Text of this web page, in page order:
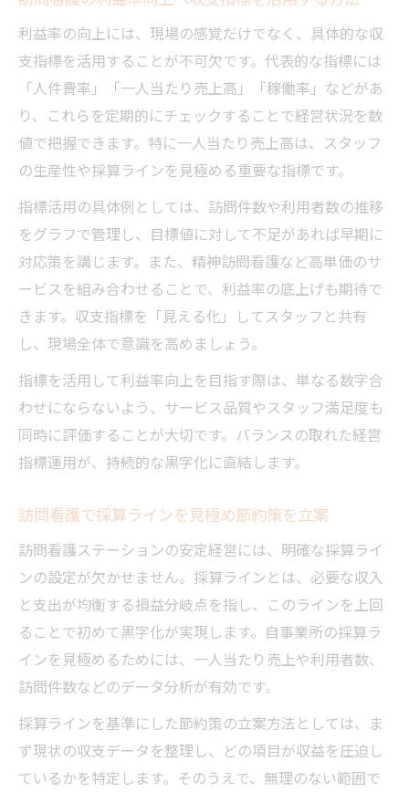
利益率の向上には、現場の感覚だけでなく、具体的な収
支指標を活用することが不可欠です。代表的な指標には
「人件費率」「一人当たり売上高」「稼働率」などがあ
り、これらを定期的にチェックすることで経営状況を数
値で把握できます。特に一人当たり売上高は、スタッフ
の生産性や採算ラインを見極める重要な指標です。
指標活用の具体例としては、訪問件数や利用者数の推移
をグラフで管理し、目標値に対して不足があれば早期に
対応策を講じます。また、精神訪問看護など高単価のサ
ービスを組み合わせることで、利益率の底上げも期待で
きます。収支指標を「見える化」してスタッフと共有
し、現場全体で意識を高めましょう。
指標を活用して利益率向上を目指す際は、単なる数字合
わせにならないよう、サービス品質やスタッフ満足度も
同時に評価することが大切です。バランスの取れた経営
指標運用が、持続的な黒字化に直結します。
訪問看護で採算ラインを見極め節約策を立案
訪問看護ステーションの安定経営には、明確な採算ライ
ンの設定が欠かせません。採算ラインとは、必要な収入
と支出が均衡する損益分岐点を指し、このラインを上回
ることで初めて黒字化が実現します。自事業所の採算ラ
インを見極めるためには、一人当たり売上や利用者数、
訪問件数などのデータ分析が有効です。
採算ラインを基準にした節約策の立案方法としては、ま
ず現状の収支データを整理し、どの項目が収益を圧迫し
ているかを特定します。そのうえで、無理のない範囲で